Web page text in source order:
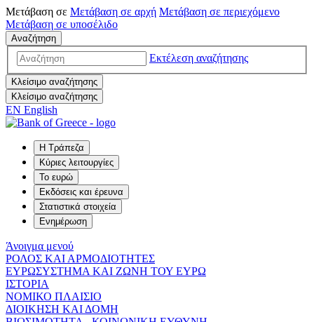
Μετάβαση σε Μετάβαση σε αρχή Μετάβαση σε περιεχόμενο
Μετάβαση σε υποσέλιδο
Αναζήτηση
Εκτέλεση αναζήτησης
Κλείσιμο αναζήτησης
Κλείσιμο αναζήτησης
EN English
Η Τράπεζα
Κύριες λειτουργίες
Το ευρώ
Εκδόσεις και έρευνα
Στατιστικά στοιχεία
Ενημέρωση
Άνοιγμα μενού
ΡΟΛΟΣ ΚΑΙ ΑΡΜΟΔΙΟΤΗΤΕΣ
ΕΥΡΩΣΥΣΤΗΜΑ ΚΑΙ ΖΩΝΗ ΤΟΥ ΕΥΡΩ
ΙΣΤΟΡΙΑ
ΝΟΜΙΚΟ ΠΛΑΙΣΙΟ
ΔΙΟΙΚΗΣΗ ΚΑΙ ΔΟΜΗ